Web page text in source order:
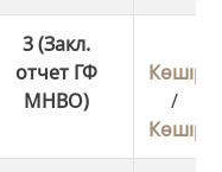
3 (Закл.
отчет ГФ
МНВО)
Көшіру
/
Көшіру